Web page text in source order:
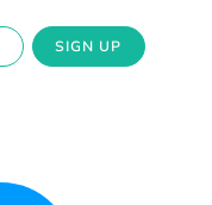
SIGN UP